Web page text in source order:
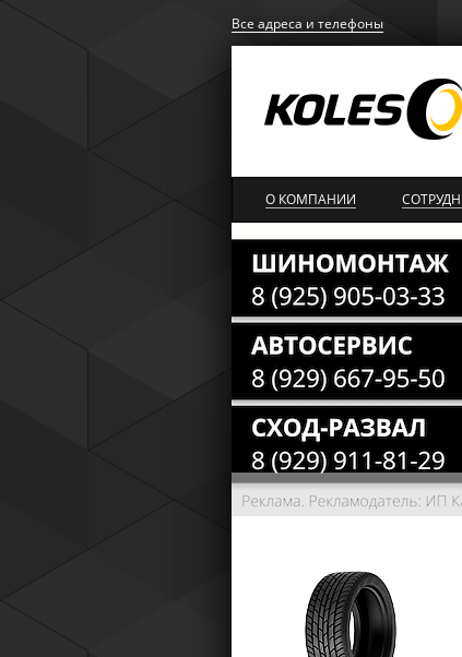
Все адреса и телефоны
О КОМПАНИИ